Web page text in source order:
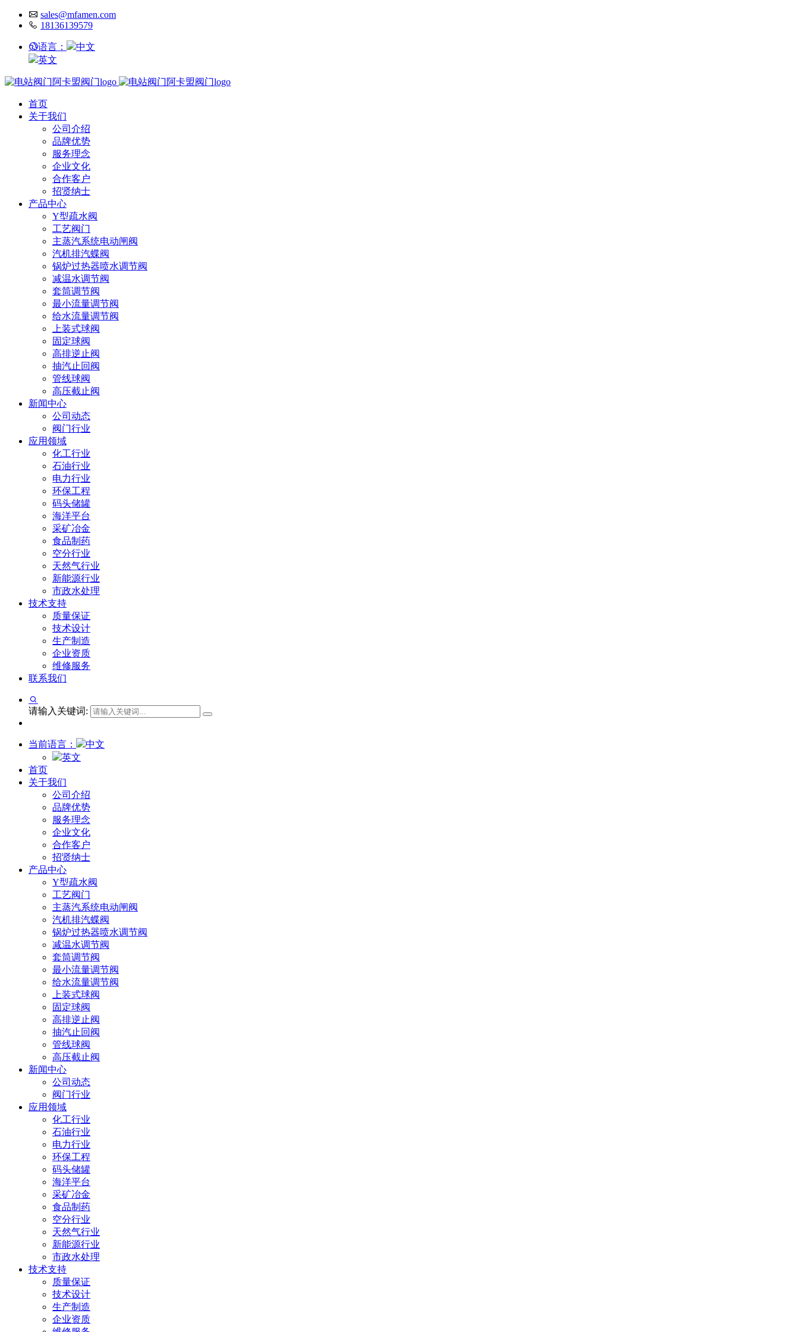
sales@mfamen.com
18136139579
语言：
中文
英文
首页
关于我们
公司介绍
品牌优势
服务理念
企业文化
合作客户
招贤纳士
产品中心
Y型疏水阀
工艺阀门
主蒸汽系统电动闸阀
汽机排汽蝶阀
锅炉过热器喷水调节阀
减温水调节阀
套筒调节阀
最小流量调节阀
给水流量调节阀
上装式球阀
固定球阀
高排逆止阀
抽汽止回阀
管线球阀
高压截止阀
新闻中心
公司动态
阀门行业
应用领域
化工行业
石油行业
电力行业
环保工程
码头储罐
海洋平台
采矿冶金
食品制药
空分行业
天然气行业
新能源行业
市政水处理
技术支持
质量保证
技术设计
生产制造
企业资质
维修服务
联系我们
请输入关键词:
当前语言：
中文
英文
首页
关于我们
公司介绍
品牌优势
服务理念
企业文化
合作客户
招贤纳士
产品中心
Y型疏水阀
工艺阀门
主蒸汽系统电动闸阀
汽机排汽蝶阀
锅炉过热器喷水调节阀
减温水调节阀
套筒调节阀
最小流量调节阀
给水流量调节阀
上装式球阀
固定球阀
高排逆止阀
抽汽止回阀
管线球阀
高压截止阀
新闻中心
公司动态
阀门行业
应用领域
化工行业
石油行业
电力行业
环保工程
码头储罐
海洋平台
采矿冶金
食品制药
空分行业
天然气行业
新能源行业
市政水处理
技术支持
质量保证
技术设计
生产制造
企业资质